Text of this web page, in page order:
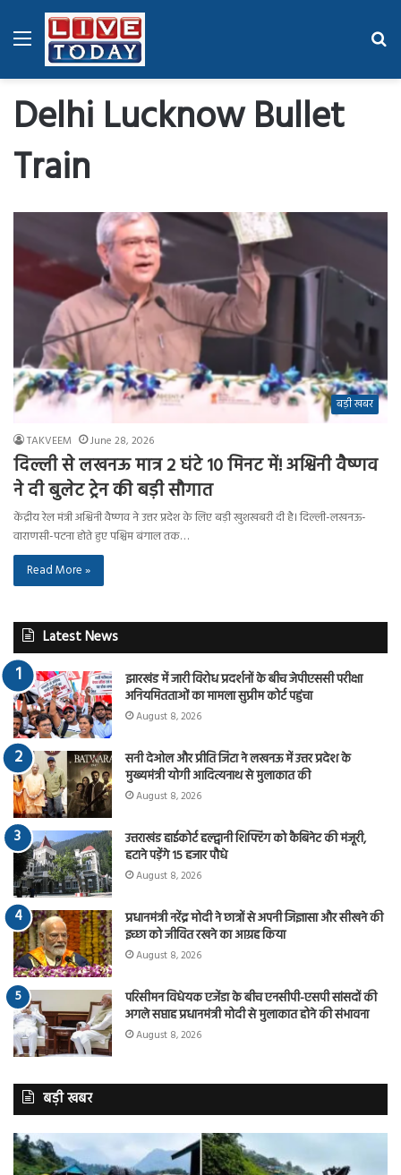
Menu
Delhi Lucknow Bullet
Train
बड़ी खबर
TAKVEEM June 28, 2026
दिल्ली से लखनऊ मात्र 2 घंटे 10 मिनट में! अश्विनी वैष्णव
ने दी बुलेट ट्रेन की बड़ी सौगात
केंद्रीय रेल मंत्री अश्विनी वैष्णव ने उत्तर प्रदेश के लिए बड़ी खुशखबरी दी है। दिल्ली-लखनऊ-
वाराणसी-पटना होते हुए पश्चिम बंगाल तक…
Read More »
Latest News
झारखंड में जारी विरोध प्रदर्शनों के बीच जेपीएससी परीक्षा
अनियमितताओं का मामला सुप्रीम कोर्ट पहुंचा
August 8, 2026
सनी देओल और प्रीति जिंटा ने लखनऊ में उत्तर प्रदेश के
मुख्यमंत्री योगी आदित्यनाथ से मुलाकात की
August 8, 2026
उत्तराखंड हाईकोर्ट हल्द्वानी शिफ्टिंग को कैबिनेट की मंजूरी,
हटाने पड़ेंगे 15 हजार पौधे
August 8, 2026
प्रधानमंत्री नरेंद्र मोदी ने छात्रों से अपनी जिज्ञासा और सीखने की
इच्छा को जीवित रखने का आग्रह किया
August 8, 2026
परिसीमन विधेयक एजेंडा के बीच एनसीपी-एसपी सांसदों की
अगले सप्ताह प्रधानमंत्री मोदी से मुलाकात होने की संभावना
August 8, 2026
बड़ी खबर